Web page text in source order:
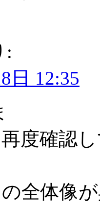
:
日 12:35
度確認
全体像